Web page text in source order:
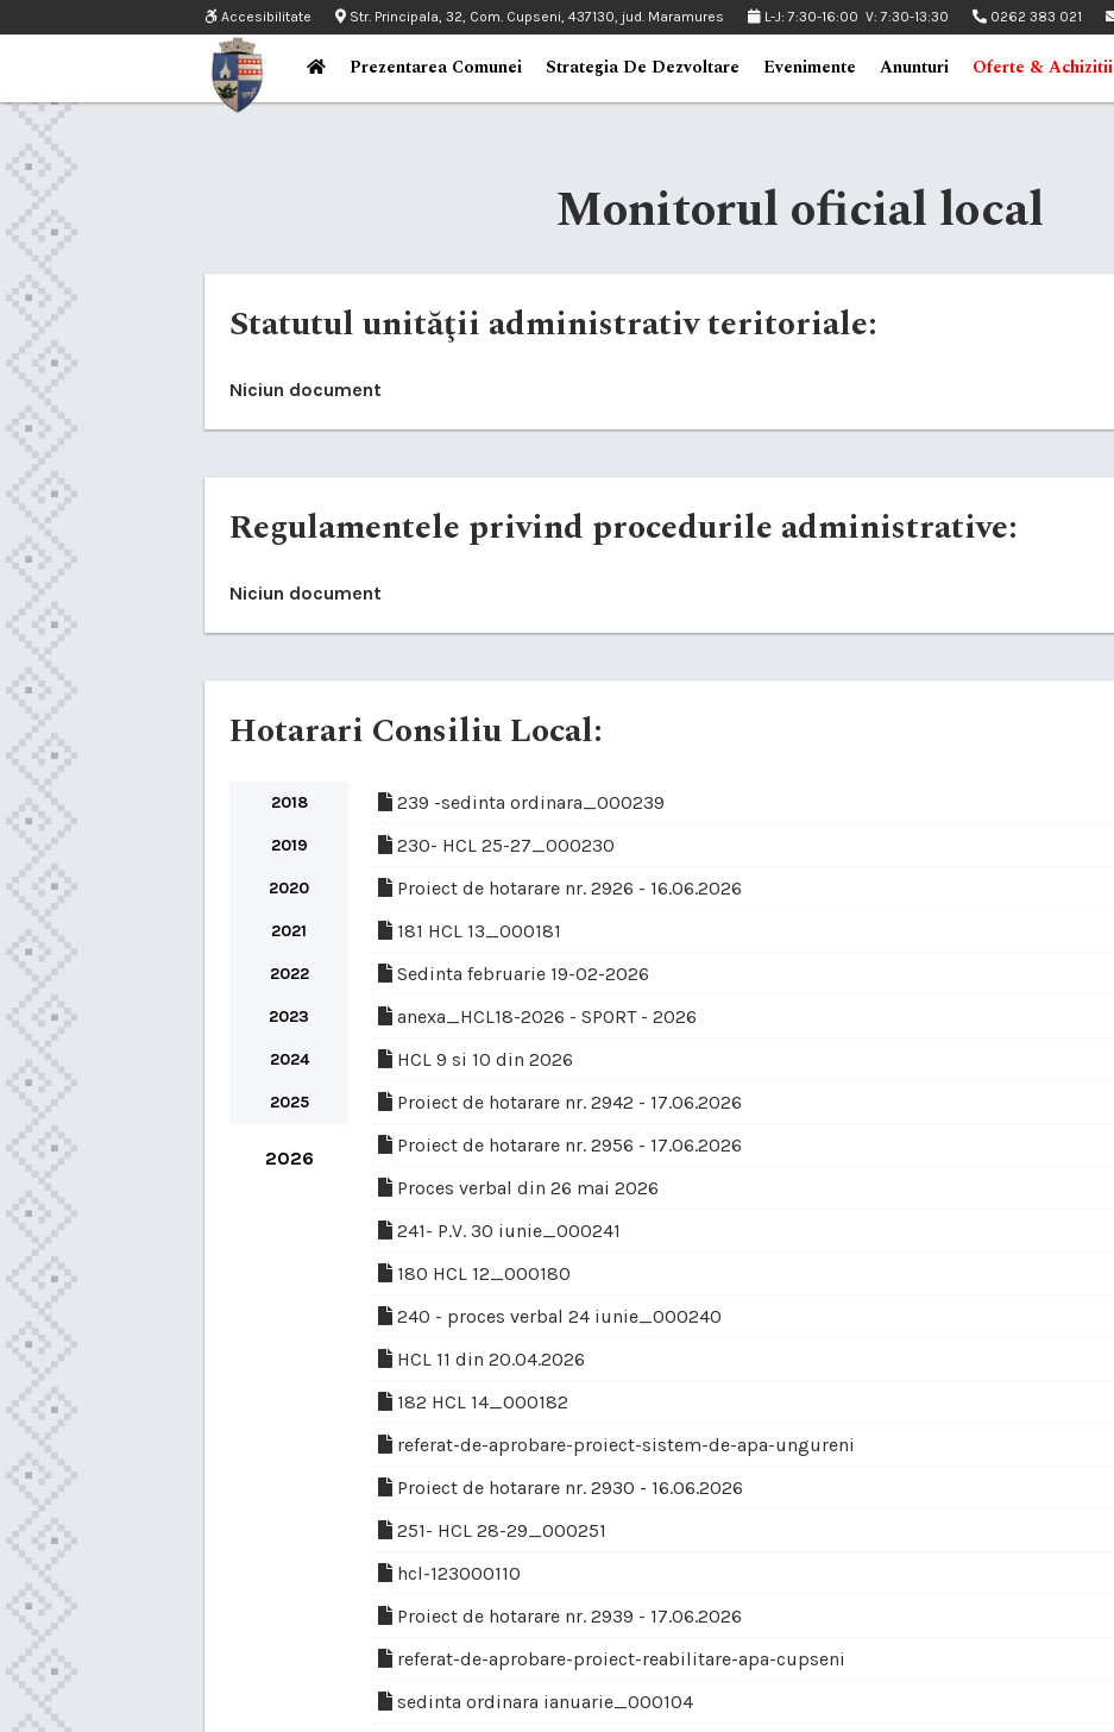
Accesibilitate Str. Principala, 32, Com. Cupseni, 437130, jud. Maramures L-J: 7:30-16:00 V: 7:30-13:30 0262 383 021
Prezentarea Comunei Strategia De Dezvoltare Evenimente Anunturi Oferte & Achizitii
Monitorul oficial local
Statutul unităţii administrativ teritoriale:
Niciun document
Regulamentele privind procedurile administrative:
Niciun document
Hotarari Consiliu Local:
2018
2019
2020
2021
2022
2023
2024
2025
2026
239 -sedinta ordinara_000239
230- HCL 25-27_000230
Proiect de hotarare nr. 2926 - 16.06.2026
181 HCL 13_000181
Sedinta februarie 19-02-2026
anexa_HCL18-2026 - SPORT - 2026
HCL 9 si 10 din 2026
Proiect de hotarare nr. 2942 - 17.06.2026
Proiect de hotarare nr. 2956 - 17.06.2026
Proces verbal din 26 mai 2026
241- P.V. 30 iunie_000241
180 HCL 12_000180
240 - proces verbal 24 iunie_000240
HCL 11 din 20.04.2026
182 HCL 14_000182
referat-de-aprobare-proiect-sistem-de-apa-ungureni
Proiect de hotarare nr. 2930 - 16.06.2026
251- HCL 28-29_000251
hcl-123000110
Proiect de hotarare nr. 2939 - 17.06.2026
referat-de-aprobare-proiect-reabilitare-apa-cupseni
sedinta ordinara ianuarie_000104